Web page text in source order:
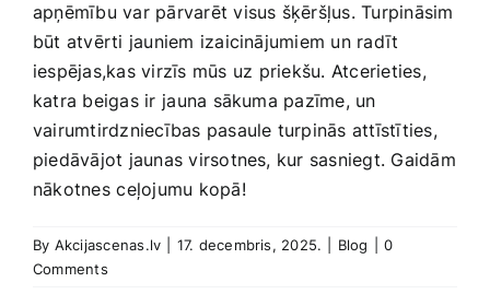
apņēmību ​var pārvarēt​ visus šķēršļus. Turpināsim
būt atvērti jauniem​ izaicinājumiem un ​radīt
iespējas,kas ‍virzīs ‍mūs⁣ uz priekšu. Atcerieties,
katra beigas ir⁣ jauna sākuma pazīme, un
vairumtirdzniecības pasaule turpinās attīstīties,⁤
piedāvājot jaunas virsotnes, kur sasniegt. Gaidām‍
nākotnes ⁤ceļojumu kopā!
By Akcijascenas.lv 17. decembris, 2025. Blog
0
Comments